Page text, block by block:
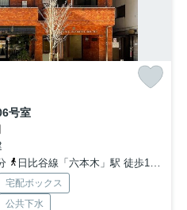
号室
日比谷線「六本木」駅 徒歩12分
宅配ボックス
公共下水